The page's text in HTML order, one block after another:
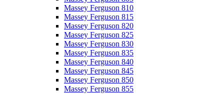
Massey Ferguson 810
Massey Ferguson 815
Massey Ferguson 820
Massey Ferguson 825
Massey Ferguson 830
Massey Ferguson 835
Massey Ferguson 840
Massey Ferguson 845
Massey Ferguson 850
Massey Ferguson 855